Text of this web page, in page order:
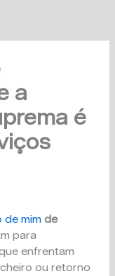
a
é
de mim de
para
enfrentam
ou retorno